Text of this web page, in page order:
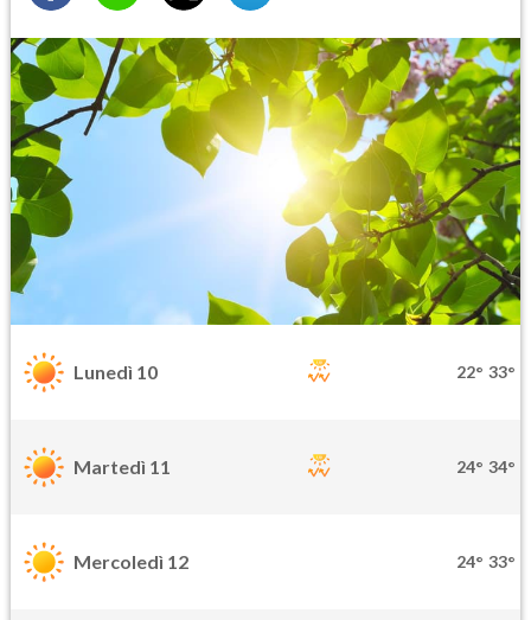
Lunedì 10 22° 33°
Martedì 11 24° 34°
Mercoledì 12 24° 33°